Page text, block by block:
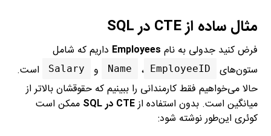
مثال ساده از CTE در SQL
فرض کنید جدولی به نام Employees داریم که شامل
ستون‌های
EmployeeID ، Name و Salary
است.
حالا می‌خواهیم فقط کارمندانی را ببینیم که حقوقشان بالاتر از
میانگین است. بدون استفاده ازCTE در SQL
ممکن است
کوئری این‌طور نوشته شود: